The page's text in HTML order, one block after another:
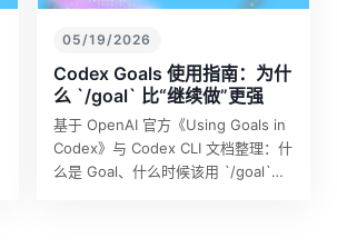
05/19/2026
Codex Goals 使用指南：为什
么 `/goal` 比“继续做”更强
基于 OpenAI 官方《Using Goals in
Codex》与 Codex CLI 文档整理：什
么是 Goal、什么时候该用 `/goal`、